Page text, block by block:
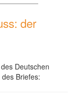
der
Deutschen
Briefes: